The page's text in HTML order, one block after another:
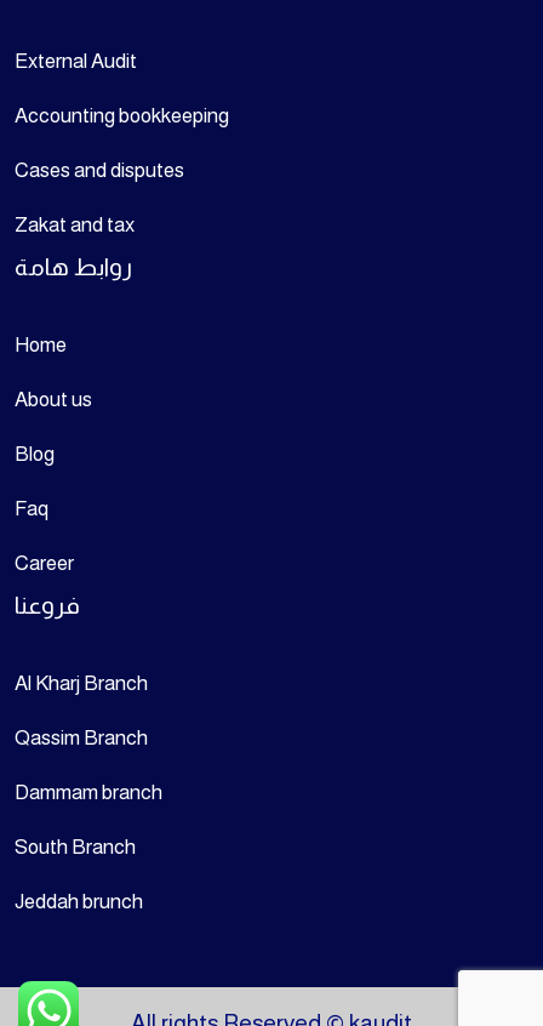
External Audit
Accounting bookkeeping
Cases and disputes
Zakat and tax
روابط هامة
Home
About us
Blog
Faq
Career
فروعنا
Al Kharj Branch
Qassim Branch
Dammam branch
South Branch
Jeddah brunch